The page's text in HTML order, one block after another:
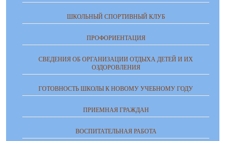
ШКОЛЬНЫЙ СПОРТИВНЫЙ КЛУБ
ПРОФОРИЕНТАЦИЯ
СВЕДЕНИЯ ОБ ОРГАНИЗАЦИИ ОТДЫХА ДЕТЕЙ И ИХ
ОЗДОРОВЛЕНИЯ
ГОТОВНОСТЬ ШКОЛЫ К НОВОМУ УЧЕБНОМУ ГОДУ
ПРИЕМНАЯ ГРАЖДАН
ВОСПИТАТЕЛЬНАЯ РАБОТА